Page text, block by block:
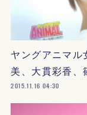
ヤングアニマル
美、大貫彩香
2015.11.16 04:30